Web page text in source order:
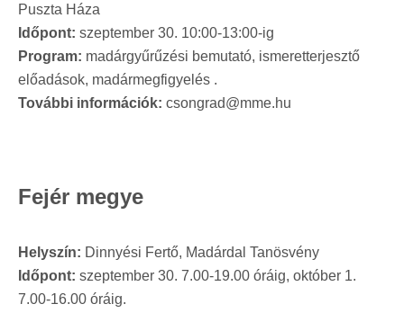
Puszta Háza
Időpont: szeptember 30. 10:00-13:00-ig
Program: madárgyűrűzési bemutató, ismeretterjesztő
előadások, madármegfigyelés .
További információk: csongrad@mme.hu
Fejér megye
Helyszín: Dinnyési Fertő, Madárdal Tanösvény
Időpont: szeptember 30. 7.00-19.00 óráig, október 1.
7.00-16.00 óráig.